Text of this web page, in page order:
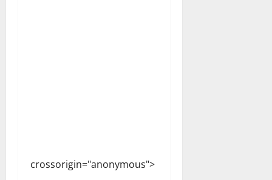
crossorigin="anonymous">